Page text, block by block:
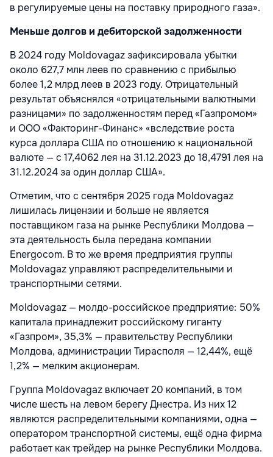
в регулируемые цены на поставку природного газа».
Меньше долгов и дебиторской задолженности
В 2024 году Moldovagaz зафиксировала убытки
около 627,7 млн леев по сравнению с прибылью
более 1,2 млрд леев в 2023 году. Отрицательный
результат объяснялся «отрицательными валютными
разницами» по задолженностям перед «Газпромом»
и ООО «Факторинг-Финанс» «вследствие роста
курса доллара США по отношению к национальной
валюте — с 17,4062 лея на 31.12.2023 до 18,4791 лея на
31.12.2024 за один доллар США».
Отметим, что с сентября 2025 года Moldovagaz
лишилась лицензии и больше не является
поставщиком газа на рынке Республики Молдова —
эта деятельность была передана компании
Energocom. В то же время предприятия группы
Moldovagaz управляют распределительными и
транспортными сетями.
Moldovagaz — молдо-российское предприятие: 50%
капитала принадлежит российскому гиганту
«Газпром», 35,3% — правительству Республики
Молдова, администрации Тирасполя — 12,44%, ещё
1,2% — мелким акционерам.
Группа Moldovagaz включает 20 компаний, в том
числе шесть на левом берегу Днестра. Из них 12
являются распределительными компаниями, одна —
оператором транспортной системы, ещё одна фирма
работает как трейдер на рынке Республики Молдова.